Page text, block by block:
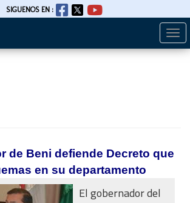
SIGUENOS EN :
de Beni defiende Decreto que
en su departamento
El gobernador del